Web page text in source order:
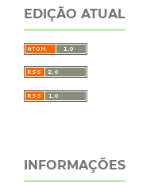
EDIÇÃO ATUAL
INFORMAÇÕES